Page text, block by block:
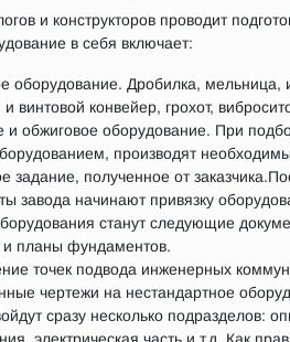
и конструкторов проводит
в себя включает:
оборудование. Дробилка, мельница,
винтовой конвейер, грохот,
и обжиговое оборудование. При
производят
задание, полученное от
завода начинают привязку
станут следующие
и планы фундаментов.
точек подвода инженерных
чертежи на нестандартное
сразу несколько подразделов: